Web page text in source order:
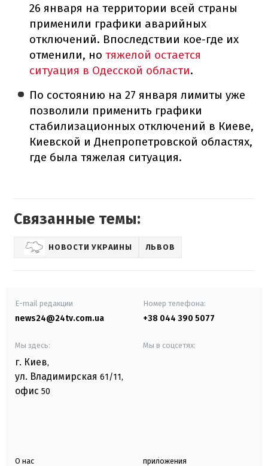
26 января на территории всей страны
применили графики аварийных
отключений. Впоследствии кое-где их
отменили, но тяжелой остается
ситуация в Одесской области.
По состоянию на 27 января лимиты уже
позволили применить графики
стабилизационных отключений в Киеве,
Киевской и Днепропетровской областях,
где была тяжелая ситуация.
Связанные темы:
НОВОСТИ УКРАИНЫ ЛЬВОВ
E-mail редакции
news24@24tv.com.ua
Номер телефона:
+38 044 390 5077
Мы здесь:
г. Киев,
ул. Владимирская 61/11,
офис 50
Мы в соцсетях:
О нас приложения